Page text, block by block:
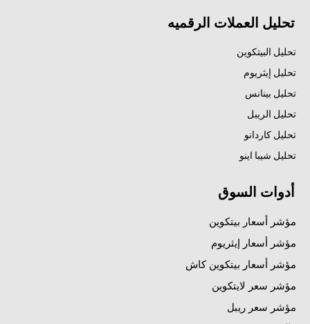
تحليل العملات الرقميه
تحليل البيتكوين
تحليل إيثريوم
تحليل بينانس
تحليل الريبل
تحليل كاردانو
تحليل شيبا اينو
أدوات السوق
مؤشر أسعار بيتكوين
مؤشر أسعار إيثريوم
مؤشر أسعار بيتكوين كاش
مؤشر سعر لايتكوين
مؤشر سعر ريبل